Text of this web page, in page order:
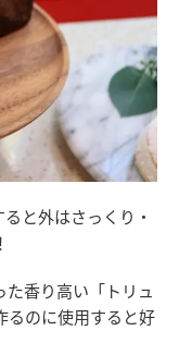
と外はさっくり・
香り高い「トリュ
るのに使用すると好